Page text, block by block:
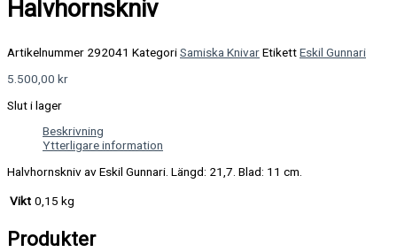
Halvhornskniv
Artikelnummer 292041 KategoriSamiska KnivarEtikettEskil Gunnari
5.500,00 kr
Slut i lager
Beskrivning
Ytterligare information
Halvhornskniv av Eskil Gunnari. Längd: 21,7. Blad: 11 cm.
Vikt 0,15 kg
Produkter